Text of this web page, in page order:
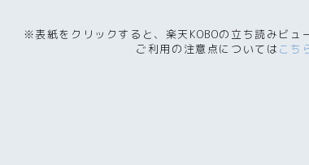
※表紙をクリックすると、楽天KOBOの立ち読みビュ
ご利用の注意点については こち